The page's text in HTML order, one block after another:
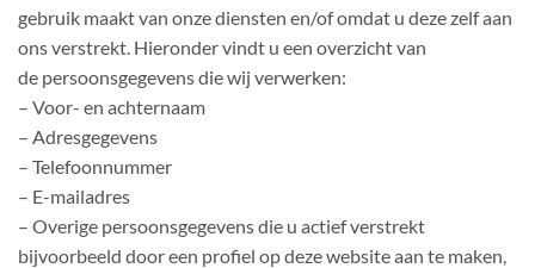
gebruik maakt van onze diensten en/of omdat u deze zelf aan
ons verstrekt. Hieronder vindt u een overzicht van
de persoonsgegevens die wij verwerken:
– Voor- en achternaam
– Adresgegevens
– Telefoonnummer
– E-mailadres
– Overige persoonsgegevens die u actief verstrekt
bijvoorbeeld door een profiel op deze website aan te maken,